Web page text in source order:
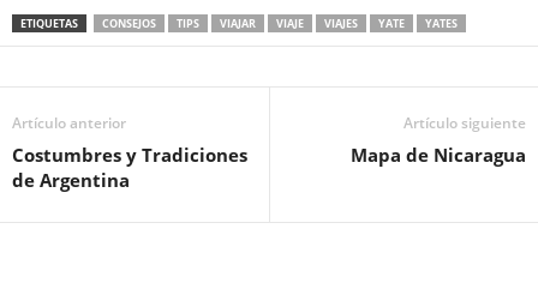
ETIQUETAS CONSEJOS TIPS VIAJAR VIAJE VIAJES YATE YATES
Artículo anterior
Costumbres y Tradiciones
de Argentina
Artículo siguiente
Mapa de Nicaragua